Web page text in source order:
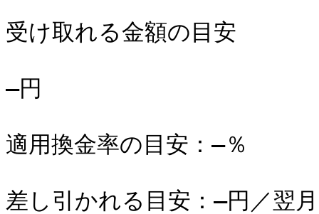
受け取れる金額の目安
―円
適用換金率の目安：―％
差し引かれる目安：―円／翌